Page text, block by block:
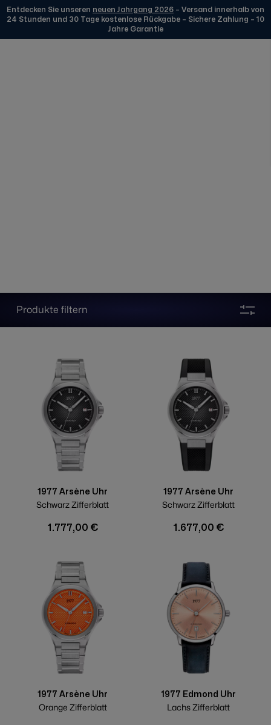
Entdecken Sie unseren neuen Jahrgang 2026 – Versand innerhalb von
24 Stunden und 30 Tage kostenlose Rückgabe – Sichere Zahlung – 10
Jahre Garantie
Produkte filtern
1977 Arsène Uhr
Schwarz Zifferblatt
1.777,00 €
1977 Arsène Uhr
Schwarz Zifferblatt
1.677,00 €
1977 Arsène Uhr
Orange Zifferblatt
1977 Edmond Uhr
Lachs Zifferblatt